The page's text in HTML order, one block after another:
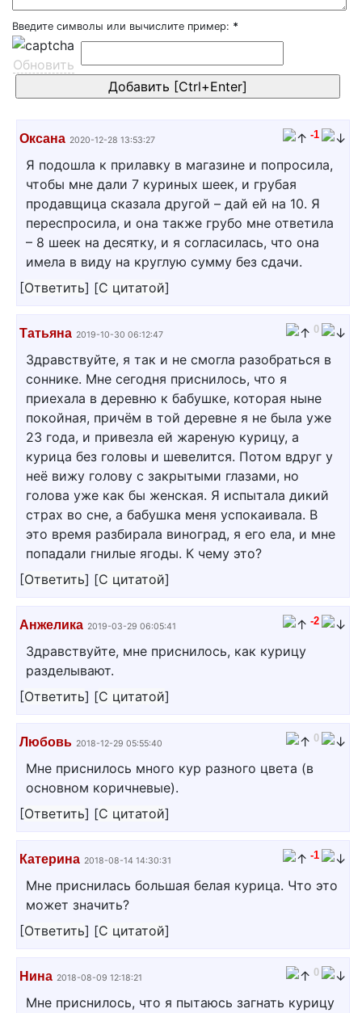
Введите символы или вычислите пример: *
Обновить
Оксана 2020-12-28 13:53:27 -1
Я подошла к прилавку в магазине и попросила,
чтобы мне дали 7 куриных шеек, и грубая
продавщица сказала другой – дай ей на 10. Я
переспросила, и она также грубо мне ответила
– 8 шеек на десятку, и я согласилась, что она
имела в виду на круглую сумму без сдачи.
[Ответить] [С цитатой]
Татьяна 2019-10-30 06:12:47 0
Здравствуйте, я так и не смогла разобраться в
соннике. Мне сегодня приснилось, что я
приехала в деревню к бабушке, которая ныне
покойная, причём в той деревне я не была уже
23 года, и привезла ей жареную курицу, а
курица без головы и шевелится. Потом вдруг у
неё вижу голову с закрытыми глазами, но
голова уже как бы женская. Я испытала дикий
страх во сне, а бабушка меня успокаивала. В
это время разбирала виноград, я его ела, и мне
попадали гнилые ягоды. К чему это?
[Ответить] [С цитатой]
Анжелика 2019-03-29 06:05:41 -2
Здравствуйте, мне приснилось, как курицу
разделывают.
[Ответить] [С цитатой]
Любовь 2018-12-29 05:55:40 0
Мне приснилось много кур разного цвета (в
основном коричневые).
[Ответить] [С цитатой]
Катерина 2018-08-14 14:30:31 -1
Мне приснилась большая белая курица. Что это
может значить?
[Ответить] [С цитатой]
Нина 2018-08-09 12:18:21 0
Мне приснилось, что я пытаюсь загнать курицу